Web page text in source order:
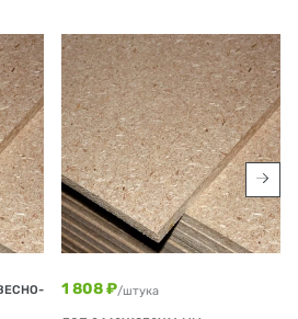
1 808 ₽/штука